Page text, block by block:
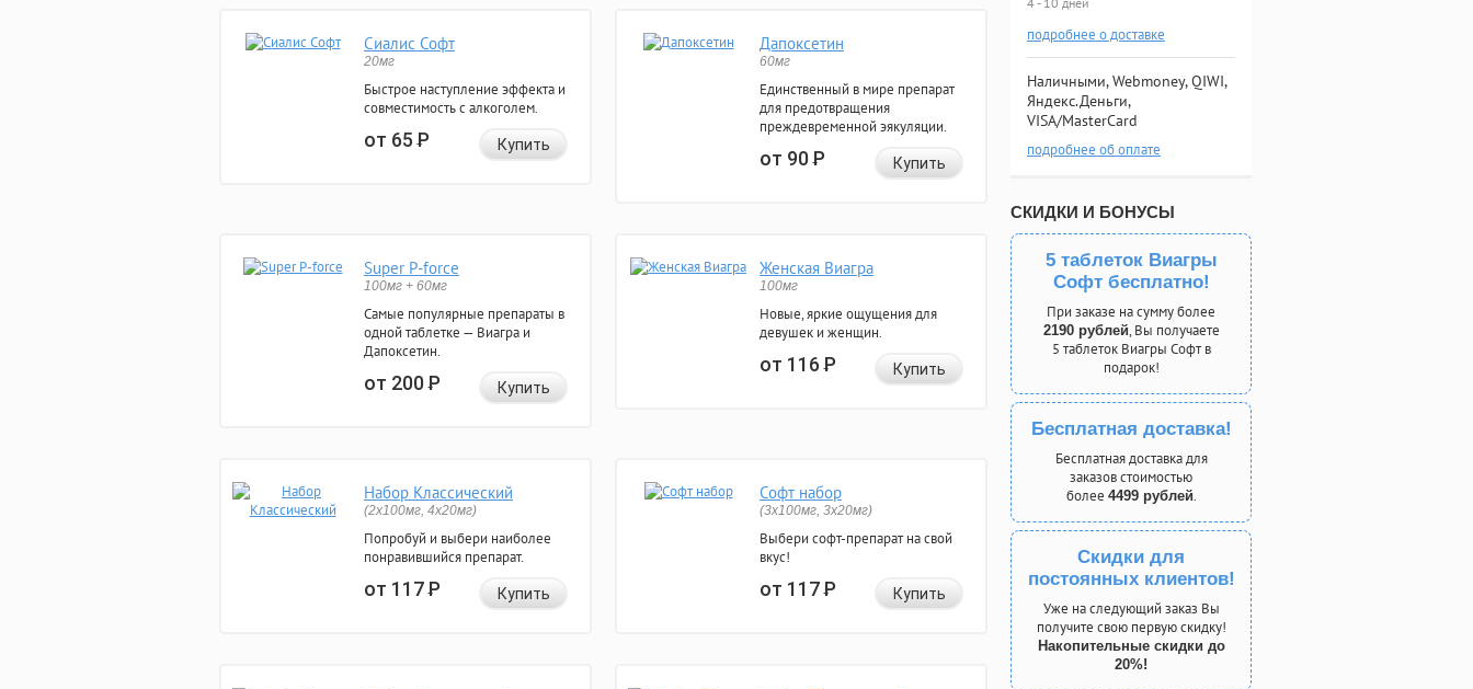
Сиалис Софт
20мг
Быстрое наступление эффекта и
совместимость с алкоголем.
от 65Р Купить
Дапоксетин
60мг
Единственный в мире препарат
для предотвращения
преждевременной эякуляции.
от 90Р Купить
Super P-force
100мг + 60мг
Самые популярные препараты в
одной таблетке — Виагра и
Дапоксетин.
от 200Р Купить
Женская Виагра
100мг
Новые, яркие ощущения для
девушек и женщин.
от 116Р Купить
Набор Классический
(2x100мг, 4x20мг)
Попробуй и выбери наиболее
понравившийся препарат.
от 117Р Купить
Софт набор
(3x100мг, 3x20мг)
Выбери софт-препарат на свой
вкус!
от 117Р Купить
подробнее о доставке
Наличными, Webmoney, QIWI,
Яндекс.Деньги,
VISA/MasterCard
подробнее об оплате
СКИДКИ И БОНУСЫ
5 таблеток Виагры
Софт бесплатно!
При заказе на сумму более
2190 рублей, Вы получаете
5 таблеток Виагры Софт в
подарок!
Бесплатная доставка!
Бесплатная доставка для
заказов стоимостью
более 4499 рублей.
Скидки для
постоянных клиентов!
Уже на следующий заказ Вы
получите свою первую скидку!
Накопительные скидки до
20%!